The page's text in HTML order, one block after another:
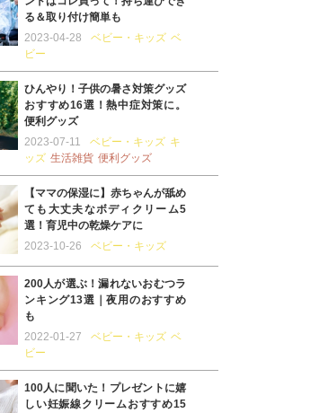
る＆取り付け簡単も
2023-04-28
ベビー・キッズ ベ
ビー
ひんやり！子供の暑さ対策グッズ
おすすめ16選！熱中症対策に。
便利グッズ
2023-07-11
ベビー・キッズ キ
ッズ 生活雑貨 便利グッズ
【ママの保湿に】赤ちゃんが舐め
ても大丈夫なボディクリーム5
選！育児中の乾燥ケアに
2023-10-26
ベビー・キッズ
200人が選ぶ！漏れないおむつラ
ンキング13選｜夜用のおすすめ
も
2022-01-27
ベビー・キッズ ベ
ビー
100人に聞いた！プレゼントに嬉
しい妊娠線クリームおすすめ15